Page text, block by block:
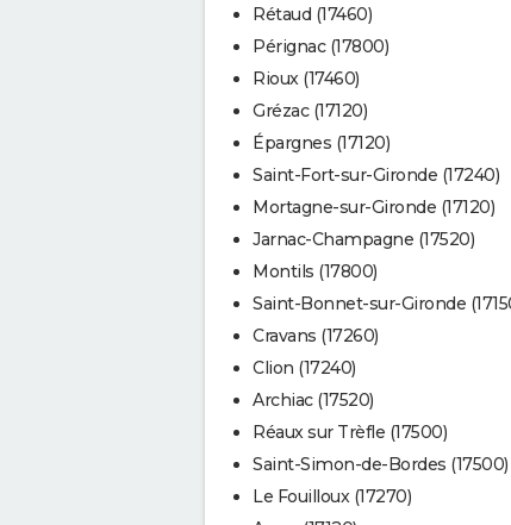
Rétaud (17460)
Pérignac (17800)
Rioux (17460)
Grézac (17120)
Épargnes (17120)
Saint-Fort-sur-Gironde (17240)
Mortagne-sur-Gironde (17120)
Jarnac-Champagne (17520)
Montils (17800)
Saint-Bonnet-sur-Gironde
Cravans (17260)
Clion (17240)
Archiac (17520)
Réaux sur Trèfle (17500)
Saint-Simon-de-Bordes (17500)
Le Fouilloux (17270)